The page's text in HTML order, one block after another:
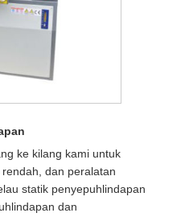
ke kilang kami untuk
dan peralatan
statik penyepuhlindapan
dan